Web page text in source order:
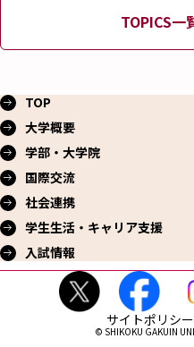
TOPICS一
TOP
大学概要
学部・大学院
国際交流
社会連携
学生生活・ キャリア支援
入試情報
サイトポリシー
© SHIKOKU GAKUIN